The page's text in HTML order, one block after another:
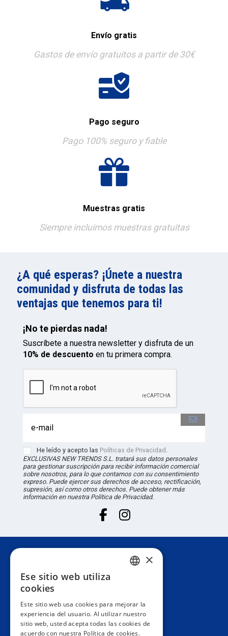
Envío gratis
Gastos de envío gratuitos a partir de 30€
Pago seguro
Pago 100% seguro y fiable
Muestras gratis
Siempre incluimos muestras gratuitas
¿A qué esperas? ¡Únete a nuestra
comunidad y disfruta de todas las
ventajas que tenemos para ti!
¡No te pierdas nada!
Suscríbete a nuestra newsletter y disfruta de un
10% de descuento en tu primera compra.
He leído y acepto las Políticas de Privacidad .
EXCLUSIVAS NEW TRENDS S.L. tratará sus datos personales
para gestionar suscripción para recibir información comercial
sobre nosotros, para lo que contamos con su consentimiento
expreso. Puede ejercer sus derechos de acceso, rectificación,
supresión, así como otros derechos. Puede obtener más
información en nuestra Política de Privacidad.
Información
Área privada
ENGLISH
×
Ese sitio web utiliza
cookies
Este sitio web usa cookies para mejorar la
experiencia del usuario. Al utilizar nuestro
sitio web, usted acepta todas las cookies de
acuerdo con nuestra Política de cookies.